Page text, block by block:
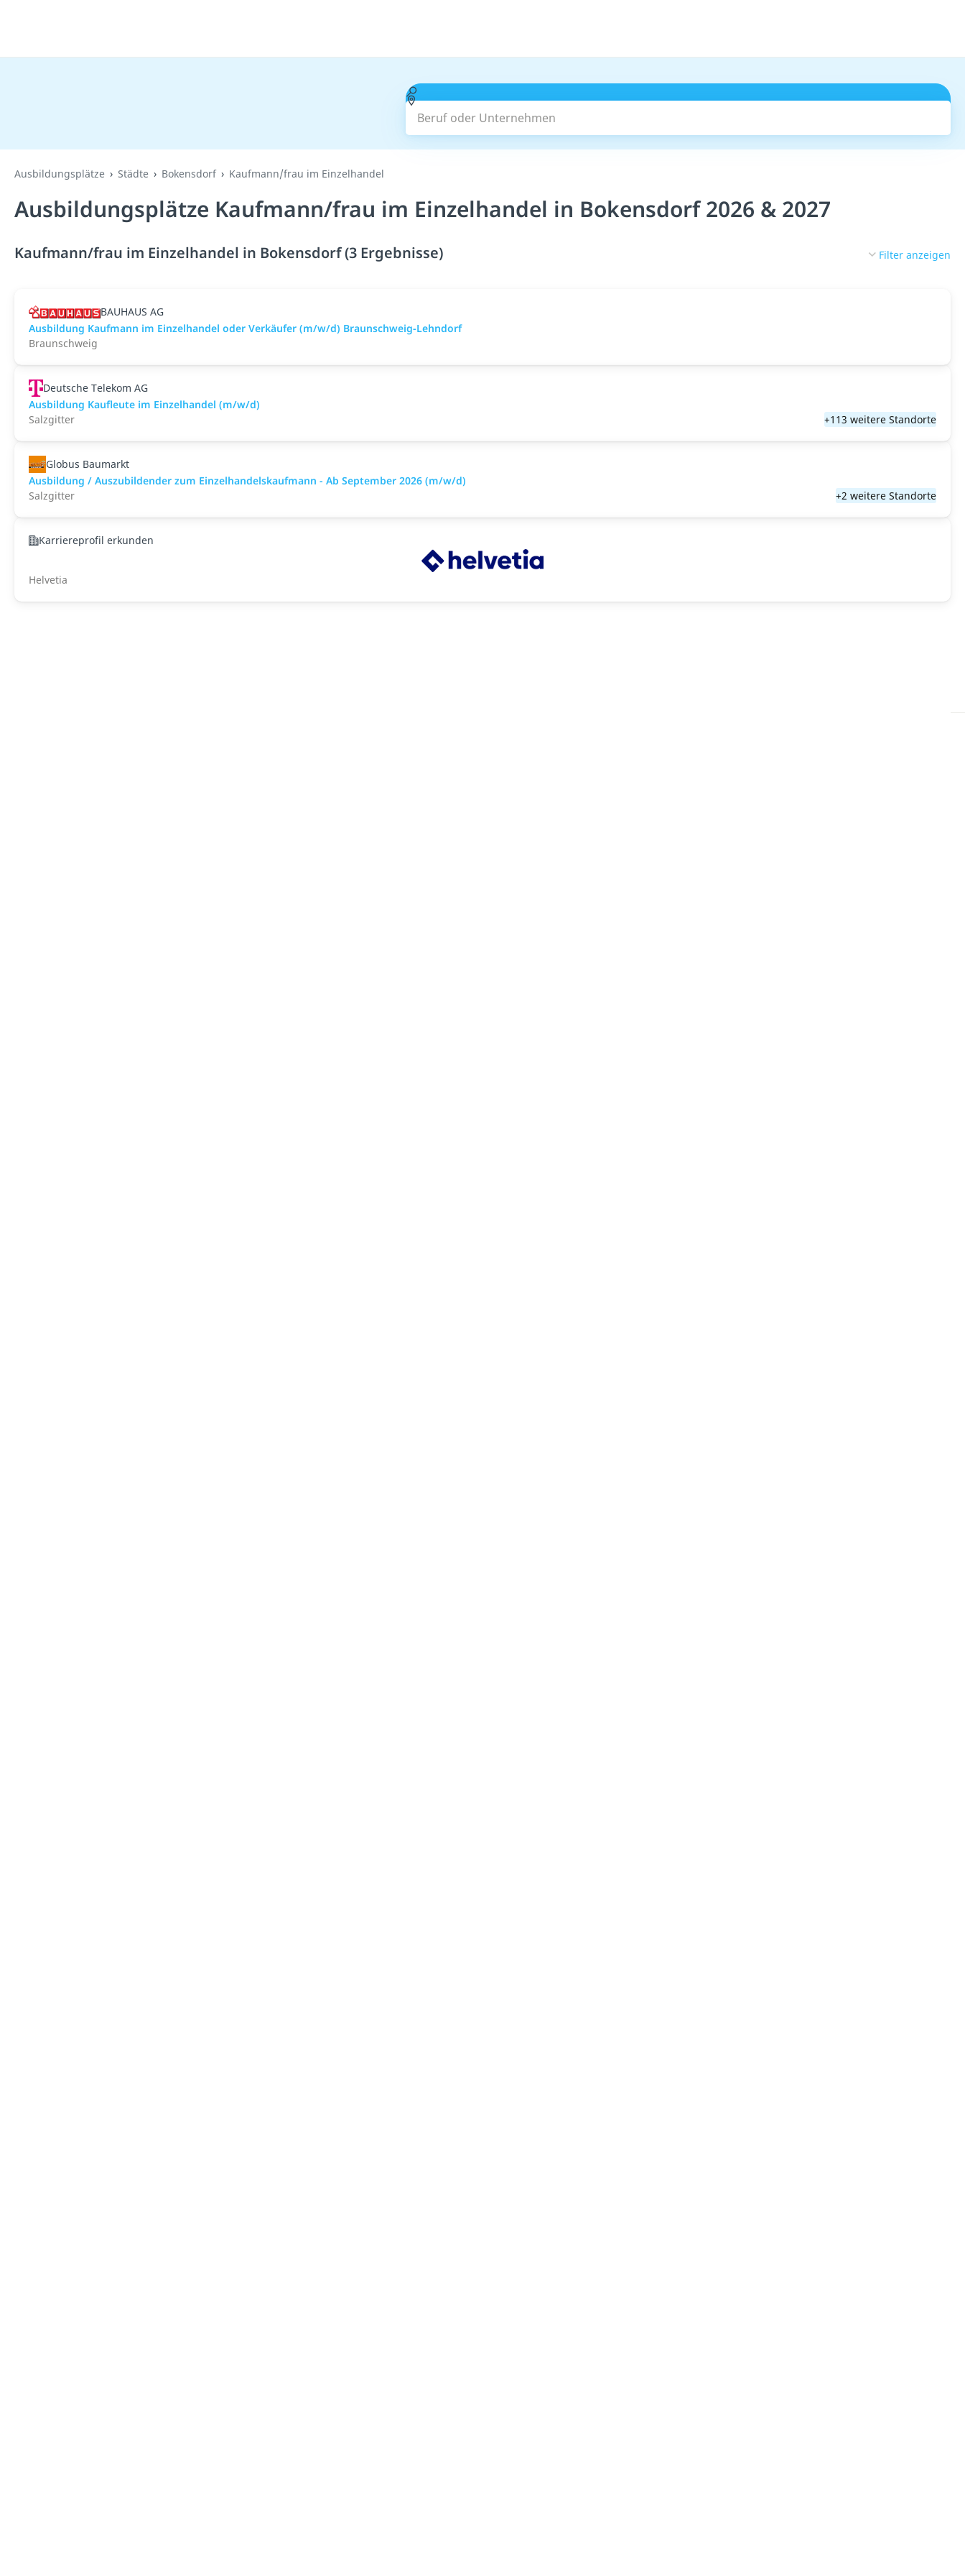
Beruf oder Unternehmen
Ausbildungsplätze Städte Bokensdorf Kaufmann/frau im Einzelhandel
Ausbildungsplätze Kaufmann/frau im Einzelhandel in Bokensdorf 2026 & 2027
Kaufmann/frau im Einzelhandel in Bokensdorf (3 Ergebnisse) Filter anzeigen
BAUHAUS AG
Ausbildung Kaufmann im Einzelhandel oder Verkäufer (m/w/d) Braunschweig-Lehndorf
Braunschweig
Deutsche Telekom AG
Ausbildung Kaufleute im Einzelhandel (m/w/d)
Salzgitter
+113 weitere Standorte
Globus Baumarkt
Ausbildung / Auszubildender zum Einzelhandelskaufmann - Ab September 2026 (m/w/d)
Salzgitter
+2 weitere Standorte
Karriereprofil erkunden
Helvetia